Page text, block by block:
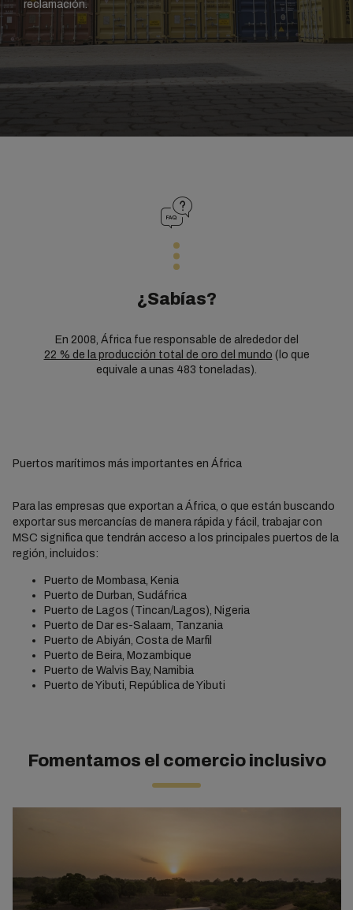
reclamación.
¿Sabías?
En 2008, África fue responsable de alrededor del
22 % de la producción total de oro del mundo (lo que
equivale a unas 483 toneladas).
Puertos marítimos más importantes en África
Para las empresas que exportan a África, o que están buscando
exportar sus mercancías de manera rápida y fácil, trabajar con
MSC significa que tendrán acceso a los principales puertos de la
región, incluidos:
Puerto de Mombasa, Kenia
Puerto de Durban, Sudáfrica
Puerto de Lagos (Tincan/Lagos), Nigeria
Puerto de Dar es-Salaam, Tanzania
Puerto de Abiyán, Costa de Marfil
Puerto de Beira, Mozambique
Puerto de Walvis Bay, Namibia
Puerto de Yibuti, República de Yibuti
Fomentamos el comercio inclusivo